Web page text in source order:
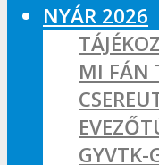
NYÁR 2026
MI FÁN
GYVTK-